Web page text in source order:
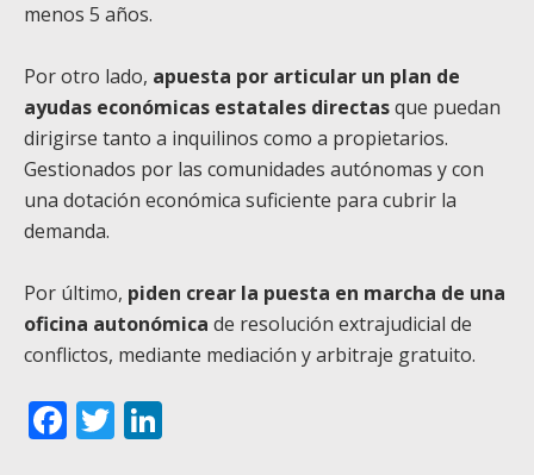
menos 5 años.
Por otro lado, apuesta por articular un plan de
ayudas económicas estatales directasque puedan
dirigirse tanto a inquilinos como a propietarios.
Gestionados por las comunidades autónomas y con
una dotación económica suficiente para cubrir la
demanda.
Por último, piden crear la puesta en marcha de una
oficina autonómica de resolución extrajudicial de
conflictos, mediante mediación y arbitraje gratuito.
Facebook
Twitter